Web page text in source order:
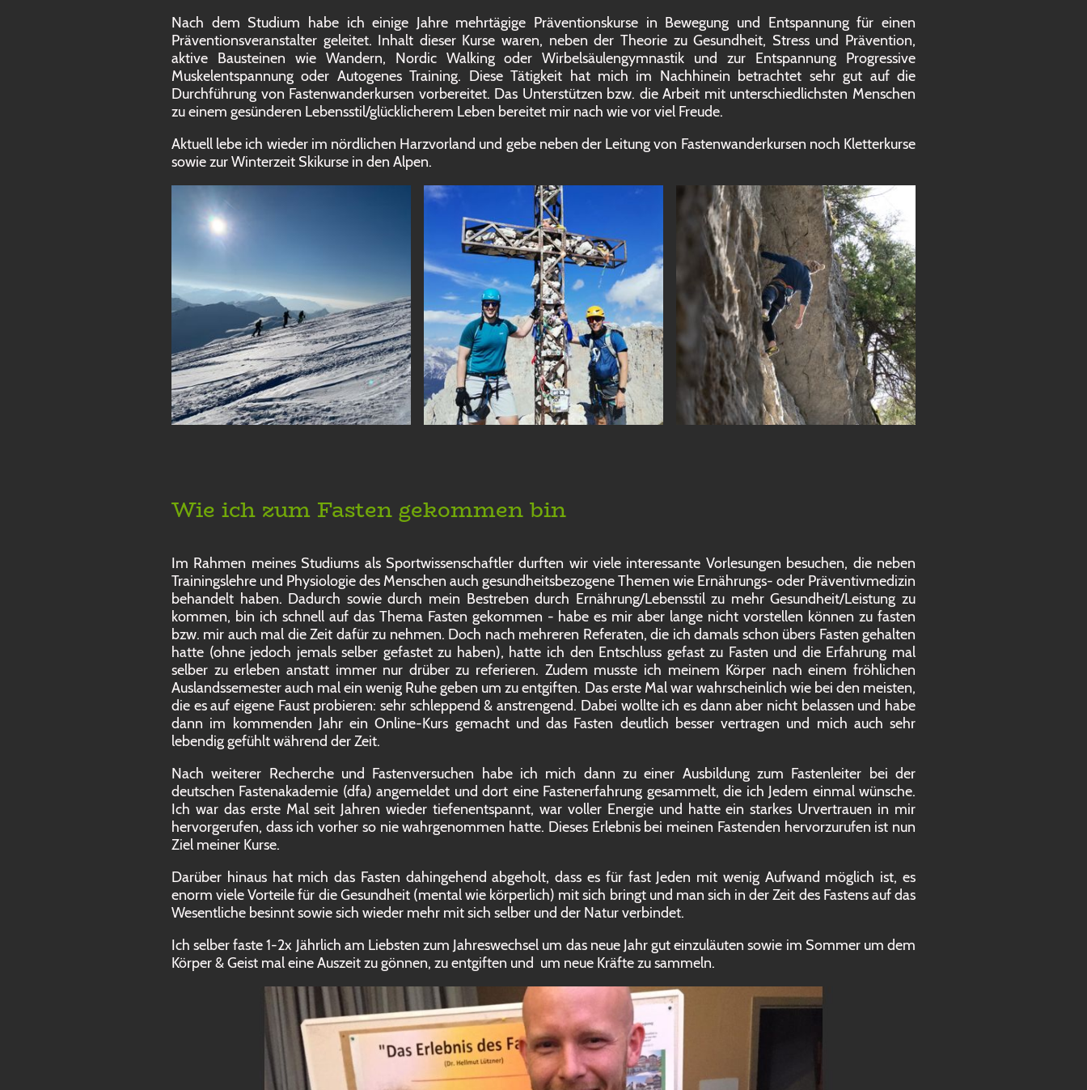
Nach dem Studium habe ich einige Jahre mehrtägige Präventionskurse in Bewegung und Entspannung für einen
Präventionsveranstalter geleitet. Inhalt dieser Kurse waren, neben der Theorie zu Gesundheit, Stress und Prävention,
aktive Bausteinen wie Wandern, Nordic Walking oder Wirbelsäulengymnastik und zur Entspannung Progressive
Muskelentspannung oder Autogenes Training. Diese Tätigkeit hat mich im Nachhinein betrachtet sehr gut auf die
Durchführung von Fastenwanderkursen vorbereitet. Das Unterstützen bzw. die Arbeit mit unterschiedlichsten Menschen
zu einem gesünderen Lebensstil/glücklicherem Leben bereitet mir nach wie vor viel Freude.
Aktuell lebe ich wieder im nördlichen Harzvorland und gebe neben der Leitung von Fastenwanderkursen noch Kletterkurse
sowie zur Winterzeit Skikurse in den Alpen.
Wie ich zum Fasten gekommen bin
Im Rahmen meines Studiums als Sportwissenschaftler durften wir viele interessante Vorlesungen besuchen, die neben
Trainingslehre und Physiologie des Menschen auch gesundheitsbezogene Themen wie Ernährungs- oder Präventivmedizin
behandelt haben. Dadurch sowie durch mein Bestreben durch Ernährung/Lebensstil zu mehr Gesundheit/Leistung zu
kommen, bin ich schnell auf das Thema Fasten gekommen - habe es mir aber lange nicht vorstellen können zu fasten
bzw. mir auch mal die Zeit dafür zu nehmen. Doch nach mehreren Referaten, die ich damals schon übers Fasten gehalten
hatte (ohne jedoch jemals selber gefastet zu haben), hatte ich den Entschluss gefast zu Fasten und die Erfahrung mal
selber zu erleben anstatt immer nur drüber zu referieren. Zudem musste ich meinem Körper nach einem fröhlichen
Auslandssemester auch mal ein wenig Ruhe geben um zu entgiften. Das erste Mal war wahrscheinlich wie bei den meisten,
die es auf eigene Faust probieren: sehr schleppend & anstrengend. Dabei wollte ich es dann aber nicht belassen und habe
dann im kommenden Jahr ein Online-Kurs gemacht und das Fasten deutlich besser vertragen und mich auch sehr
lebendig gefühlt während der Zeit.
Nach weiterer Recherche und Fastenversuchen habe ich mich dann zu einer Ausbildung zum Fastenleiter bei der
deutschen Fastenakademie (dfa) angemeldet und dort eine Fastenerfahrung gesammelt, die ich Jedem einmal wünsche.
Ich war das erste Mal seit Jahren wieder tiefenentspannt, war voller Energie und hatte ein starkes Urvertrauen in mir
hervorgerufen, dass ich vorher so nie wahrgenommen hatte. Dieses Erlebnis bei meinen Fastenden hervorzurufen ist nun
Ziel meiner Kurse.
Darüber hinaus hat mich das Fasten dahingehend abgeholt, dass es für fast Jeden mit wenig Aufwand möglich ist, es
enorm viele Vorteile für die Gesundheit (mental wie körperlich) mit sich bringt und man sich in der Zeit des Fastens auf das
Wesentliche besinnt sowie sich wieder mehr mit sich selber und der Natur verbindet.
Ich selber faste 1-2x Jährlich am Liebsten zum Jahreswechsel um das neue Jahr gut einzuläuten sowie im Sommer um dem
Körper & Geist mal eine Auszeit zu gönnen, zu entgiften und um neue Kräfte zu sammeln.